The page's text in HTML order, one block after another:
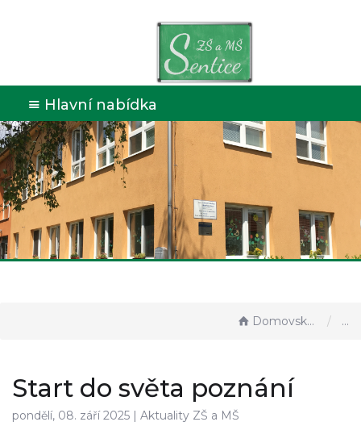
Hlavní nabídka
Domovská stránka
Start do světa poznání
pondělí, 08. září 2025 | Aktuality ZŠ a MŠ